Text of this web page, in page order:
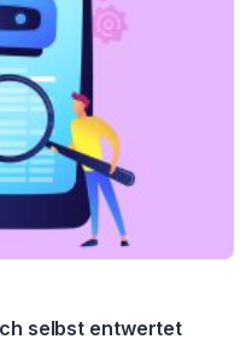
selbst entwertet